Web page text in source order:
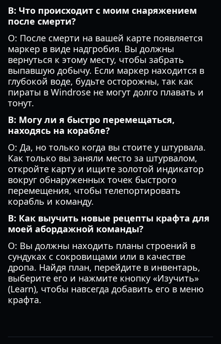
В: Что происходит с моим снаряжением
после смерти?
О: После смерти на вашей карте появляется
маркер в виде надгробия. Вы должны
вернуться к этому месту, чтобы забрать
выпавшую добычу. Если маркер находится в
глубокой воде, будьте осторожны, так как
пираты в Windrose не могут долго плавать и
тонут.
В: Могу ли я быстро перемещаться,
находясь на корабле?
О: Да, но только когда вы стоите у штурвала.
Как только вы заняли место за штурвалом,
откройте карту и ищите золотой индикатор
вокруг обнаруженных точек быстрого
перемещения, чтобы телепортировать
корабль и команду.
В: Как выучить новые рецепты крафта для
моей абордажной команды?
О: Вы должны находить планы строений в
сундуках с сокровищами или в качестве
дропа. Найдя план, перейдите в инвентарь,
выберите его и нажмите кнопку «Изучить»
(Learn), чтобы навсегда добавить его в меню
крафта.